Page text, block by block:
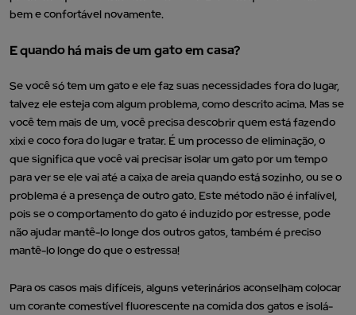
bem e confortável novamente.
E quando há mais de um gato em casa?
Se você só tem um gato e ele faz suas necessidades fora do lugar,
talvez ele esteja com algum problema, como descrito acima. Mas se
você tem mais de um, você precisa descobrir quem está fazendo
xixi e coco fora do lugar e tratar. É um processo de eliminação, o
que significa que você vai precisar isolar um gato por um tempo
para ver se ele vai até a caixa de areia quando está sozinho, ou se o
problema é a presença de outro gato. Este método não é infalível,
pois se o comportamento do gato é induzido por estresse, pode
não ajudar mantê-lo longe dos outros gatos, também é preciso
mantê-lo longe do que o estressa!
Para os casos mais difíceis, alguns veterinários aconselham colocar
um corante comestível fluorescente na comida dos gatos e isolá-